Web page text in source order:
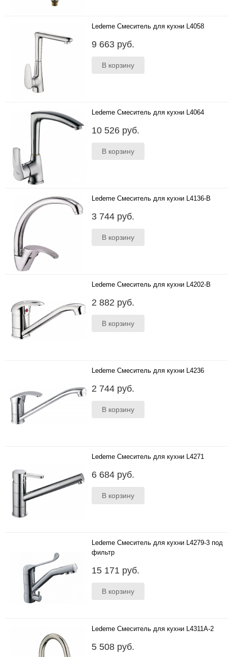
Ledeme Смеситель для кухни L4058
9 663 руб.
Ledeme Смеситель для кухни L4064
10 526 руб.
Ledeme Смеситель для кухни L4136-B
3 744 руб.
Ledeme Смеситель для кухни L4202-B
2 882 руб.
Ledeme Смеситель для кухни L4236
2 744 руб.
Ledeme Смеситель для кухни L4271
6 684 руб.
Ledeme Смеситель для кухни L4279-3 под
фильтр
15 171 руб.
Ledeme Смеситель для кухни L4311A-2
5 508 руб.